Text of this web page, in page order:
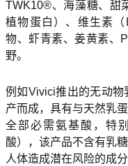
TWK10®、海藻糖、甜
植物蛋白）、维生素
物、虾青素、姜黄素、
野。
例如Vivici推出的无动物
产而成，具有与天然乳
全部必需氨基酸，特
酸），该产品不含有乳
人体造成潜在风险的成